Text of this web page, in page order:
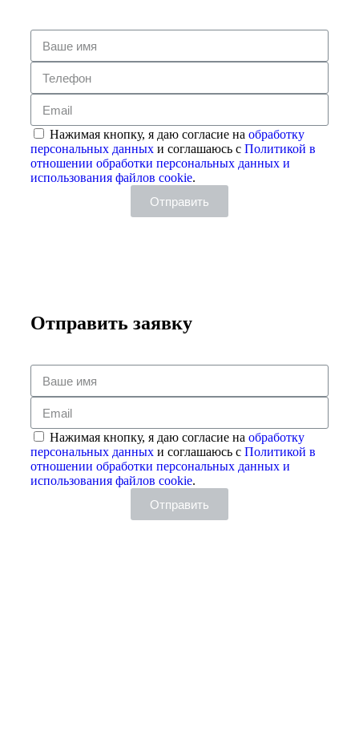
Нажимая кнопку, я даю согласие на обработку
персональных данных и соглашаюсь с Политикой в
отношении обработки персональных данных и
использования файлов cookie.
Отправить
Отправить заявку
Нажимая кнопку, я даю согласие на обработку
персональных данных и соглашаюсь с Политикой в
отношении обработки персональных данных и
использования файлов cookie.
Отправить